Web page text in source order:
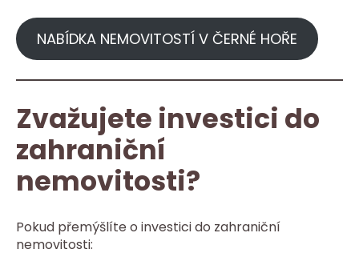
NABÍDKA NEMOVITOSTÍ V ČERNÉ HOŘE
Zvažujete investici do
zahraniční
nemovitosti?
Pokud přemýšlíte o investici do zahraniční
nemovitosti: